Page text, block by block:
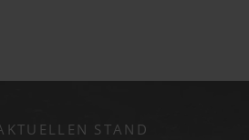
STAND